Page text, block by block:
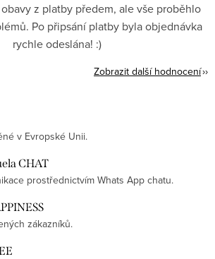
z platby předem, ale vše proběhlo
Po připsání platby byla objednávka
rychle odeslána! :)
Zobrazit další hodnocení
v Evropské Unii.
CHAT
prostřednictvím Whats App chatu.
zákazníků.